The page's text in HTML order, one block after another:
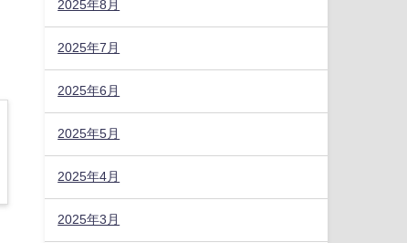
2025年8月
2025年7月
2025年6月
2025年5月
2025年4月
2025年3月